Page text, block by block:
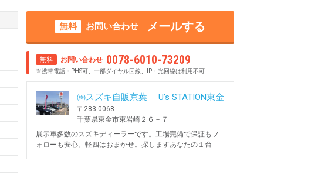
無料 お問い合わせ メールする
無料 お問い合わせ 0078-6010-73209
※携帯電話・PHS可、一部ダイヤル回線、IP・光回線は利用不可
㈱スズキ自販京葉 U’s STATION東金
〒283-0068
千葉県東金市東岩崎２６－７
展示車多数のスズキディーラーです。工場完備で保証もフ
ォローも安心。軽四はおまかせ。探しますあなたの１台